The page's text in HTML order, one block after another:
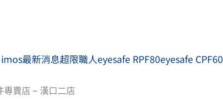
最新消息超限職人eyesafe RPF80eyesafe CPF60
專賣店 – 漢口二店